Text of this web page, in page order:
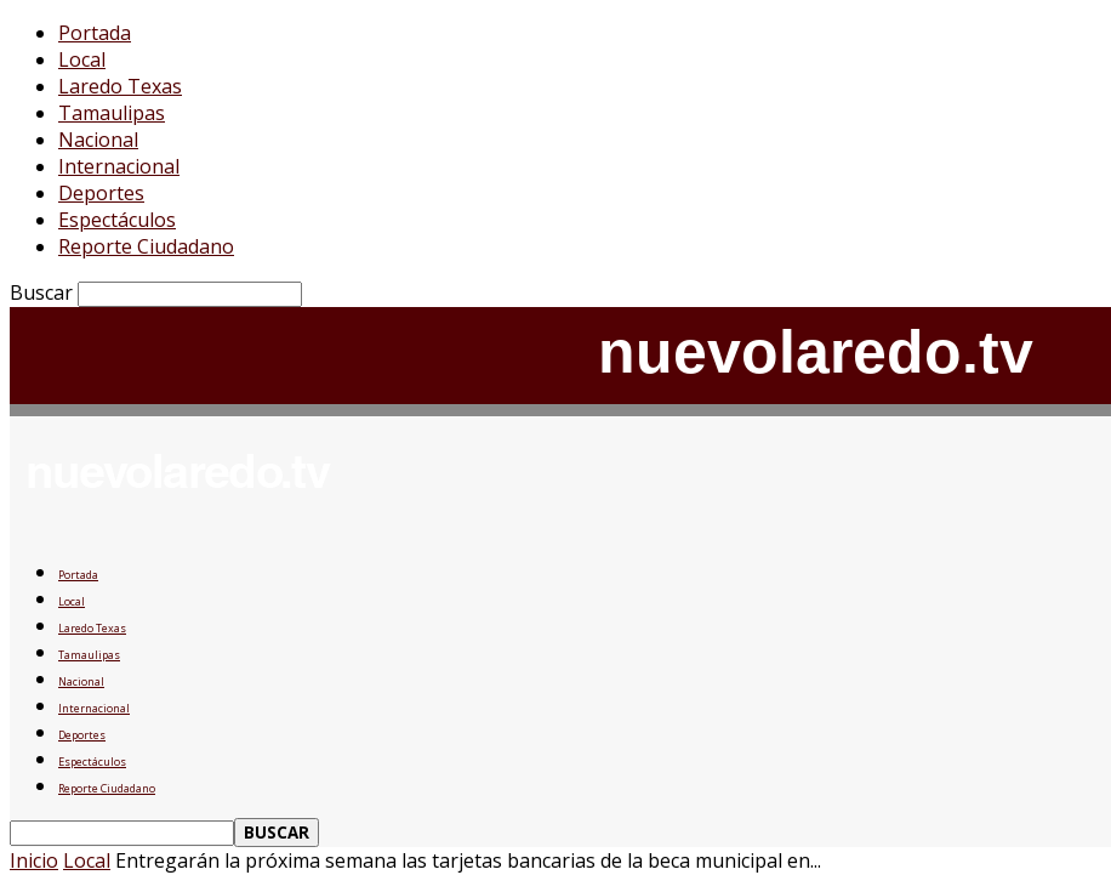
Portada
Local
Laredo Texas
Tamaulipas
Nacional
Internacional
Deportes
Espectáculos
Reporte Ciudadano
Buscar
nuevolaredo.tv
Portada
Local
Laredo Texas
Tamaulipas
Nacional
Internacional
Deportes
Espectáculos
Reporte Ciudadano
Inicio Local Entregarán la próxima semana las tarjetas bancarias de la beca municipal en...